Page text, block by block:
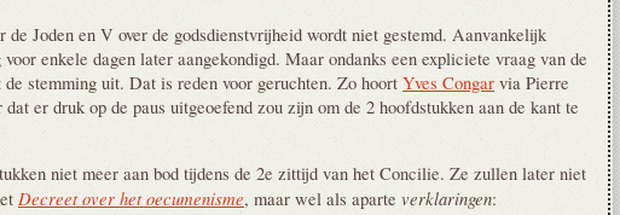
de Joden en V over de godsdienstvrijheid wordt niet gestemd. Aanvankelijk
enkele dagen later aangekondigd. Maar ondanks een expliciete vraag van de
stemming uit. Dat is reden voor geruchten. Zo hoort Yves Congar via Pierre
er druk op de paus uitgeoefend zou zijn om de 2 hoofdstukken aan de kant te
niet meer aan bod tijdens de 2e zittijd van het Concilie. Ze zullen later niet
Decreet over het oecumenisme, maar wel als aparte verklaringen: